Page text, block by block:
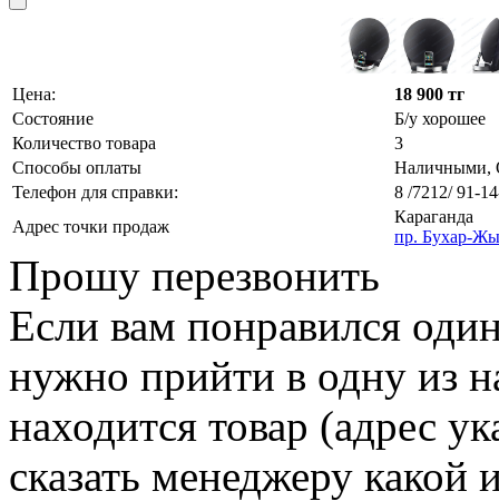
Цена:
18 900 тг
Состояние
Б/у хорошее
Количество товара
3
Способы оплаты
Наличными,
Телефон для справки:
8 /7212/ 91-
Адрес точки продаж
Караганда
пр. Бухар-
Прошу перезвонить
Если вам понравился
нужно прийти в одну из
находится товар (адрес
сказать менеджеру